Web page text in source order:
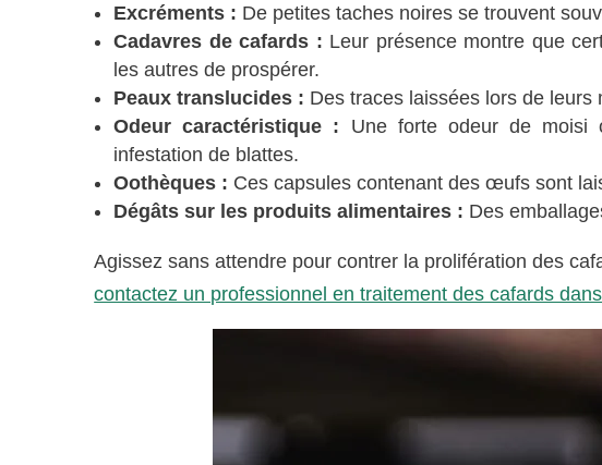
Excréments : De petites taches noires se trouvent
Cadavres de cafards : Leur présence montre que
les autres de prospérer.
Peaux translucides : Des traces laissées lors de
Odeur caractéristique : Une forte odeur de moisi
infestation de blattes.
Oothèques : Ces capsules contenant des œufs sont
Dégâts sur les produits alimentaires : Des
Agissez sans attendre pour contrer la prolifération des
contactez un professionnel en traitement des cafards dans